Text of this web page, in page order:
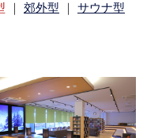
｜ 郊外型 ｜ サウナ型